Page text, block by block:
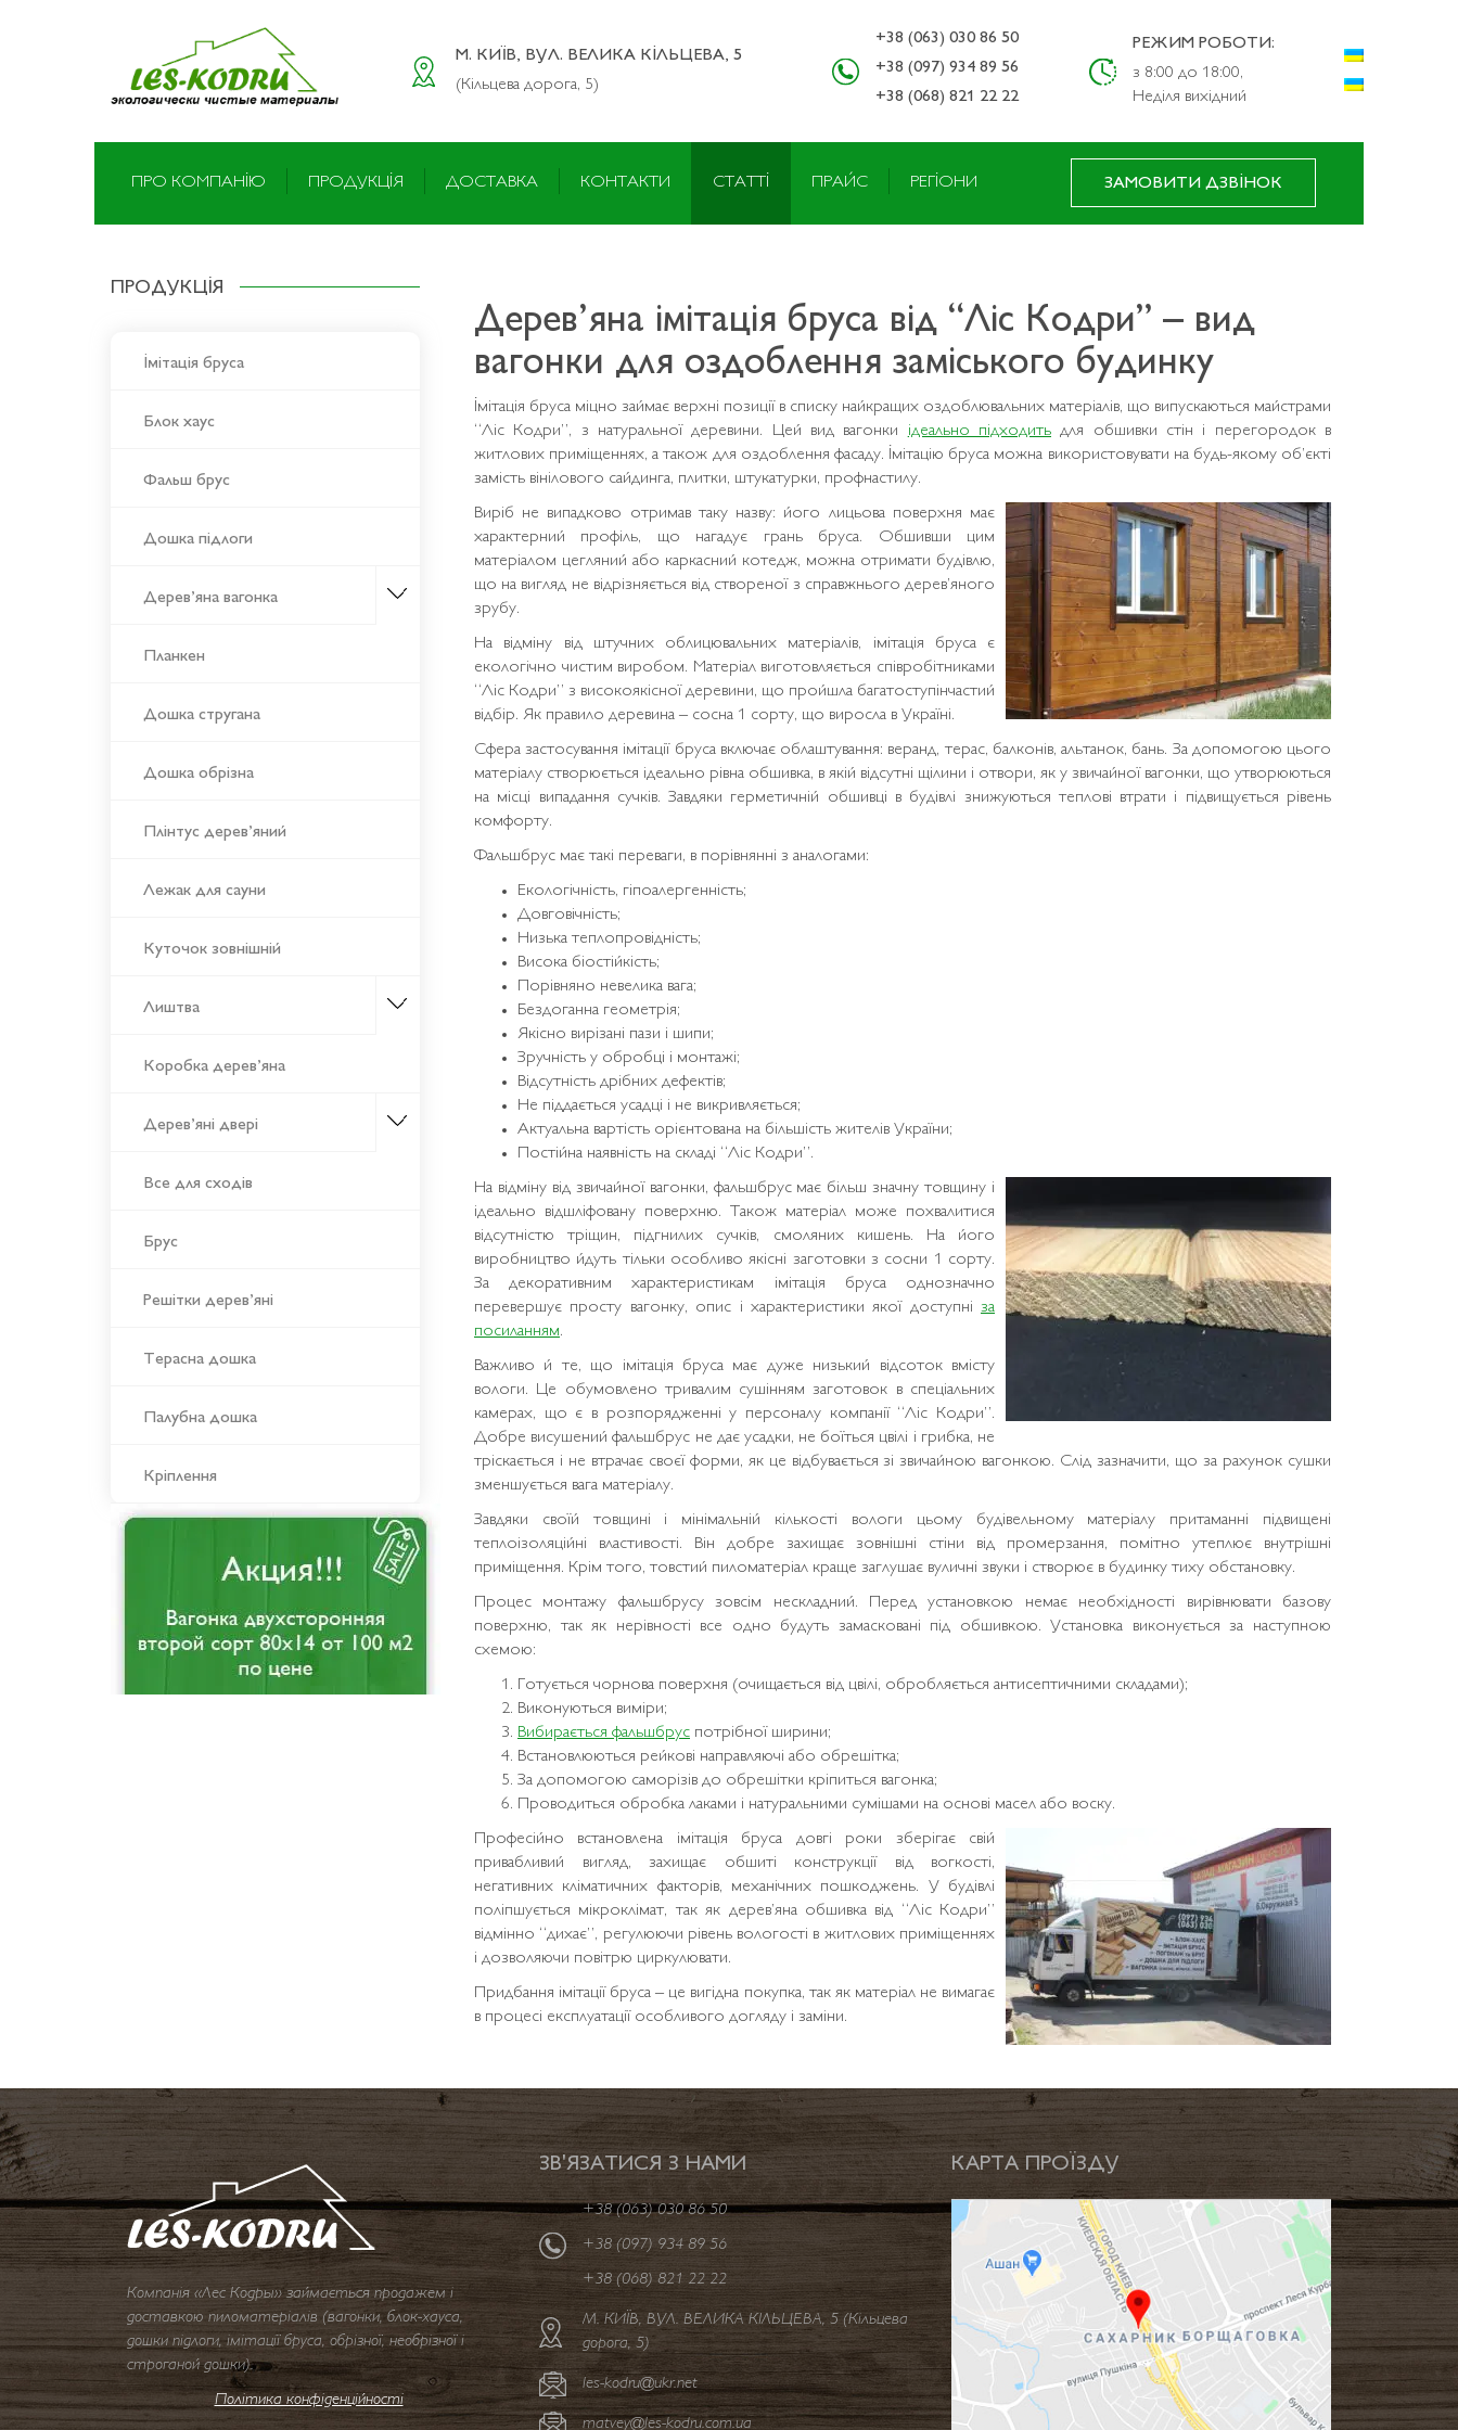
M. КИЇВ, ВУЛ. ВЕЛИКА КІЛЬЦЕВА, 5
(Кільцева дорога, 5)
+38 (063) 030 86 50
+38 (097) 934 89 56
+38 (068) 821 22 22
РЕЖИМ РОБОТИ:
з 8:00 до 18:00,
Неділя вихідний
ПРО КОМПАНІЮ ПРОДУКЦІЯ ДОСТАВКА КОНТАКТИ СТАТТІ ПРАЙС РЕГІОНИ ЗАМОВИТИ ДЗВІНОК
ПРОДУКЦІЯ
Імітація бруса
Блок хаус
Фальш брус
Дошка підлоги
Дерев’яна вагонка
Планкен
Дошка стругана
Дошка обрізна
Плінтус дерев’яний
Лежак для сауни
Куточок зовнішній
Лиштва
Коробка дерев’яна
Дерев’яні двері
Все для сходів
Брус
Решітки дерев’яні
Терасна дошка
Палубна дошка
Кріплення
Дерев’яна імітація бруса від “Ліс Кодри” – вид
вагонки для оздоблення заміського будинку
Імітація бруса міцно займає верхні позиції в списку найкращих оздоблювальних матеріалів, що випускаються майстрами
“Ліс Кодри”, з натуральної деревини. Цей вид вагонки ідеально підходить для обшивки стін і перегородок в
житлових приміщеннях, а також для оздоблення фасаду. Імітацію бруса можна використовувати на будь-якому об’єкті
замість вінілового сайдинга, плитки, штукатурки, профнастилу.
Виріб не випадково отримав таку назву: його лицьова поверхня має
характерний профіль, що нагадує грань бруса. Обшивши цим
матеріалом цегляний або каркасний котедж, можна отримати будівлю,
що на вигляд не відрізняється від створеної з справжнього дерев’яного
зрубу.
На відміну від штучних облицювальних матеріалів, імітація бруса є
екологічно чистим виробом. Матеріал виготовляється співробітниками
“Ліс Кодри” з високоякісної деревини, що пройшла багатоступінчастий
відбір. Як правило деревина – сосна 1 сорту, що виросла в Україні.
Сфера застосування імітації бруса включає облаштування: веранд, терас, балконів, альтанок, бань. За допомогою цього
матеріалу створюється ідеально рівна обшивка, в якій відсутні щілини і отвори, як у звичайної вагонки, що утворюються
на місці випадання сучків. Завдяки герметичній обшивці в будівлі знижуються теплові втрати і підвищується рівень
комфорту.
Фальшбрус має такі переваги, в порівнянні з аналогами:
Екологічність, гіпоалергенність;
Довговічність;
Низька теплопровідність;
Висока біостійкість;
Порівняно невелика вага;
Бездоганна геометрія;
Якісно вирізані пази і шипи;
Зручність у обробці і монтажі;
Відсутність дрібних дефектів;
Не піддається усадці і не викривляється;
Актуальна вартість орієнтована на більшість жителів України;
Постійна наявність на складі “Ліс Кодри”.
На відміну від звичайної вагонки, фальшбрус має більш значну товщину і
ідеально відшліфовану поверхню. Також матеріал може похвалитися
відсутністю тріщин, підгнилих сучків, смоляних кишень. На його
виробництво йдуть тільки особливо якісні заготовки з сосни 1 сорту.
За декоративним характеристикам імітація бруса однозначно
перевершує просту вагонку, опис і характеристики якої доступні за
посиланням.
Важливо й те, що імітація бруса має дуже низький відсоток вмісту
вологи. Це обумовлено тривалим сушінням заготовок в спеціальних
камерах, що є в розпорядженні у персоналу компанії “Ліс Кодри”.
Добре висушений фальшбрус не дає усадки, не боїться цвілі і грибка, не
тріскається і не втрачає своєї форми, як це відбувається зі звичайною вагонкою. Слід зазначити, що за рахунок сушки
зменшується вага матеріалу.
Завдяки своїй товщині і мінімальній кількості вологи цьому будівельному матеріалу притаманні підвищені
теплоізоляційні властивості. Він добре захищає зовнішні стіни від промерзання, помітно утеплює внутрішні
приміщення. Крім того, товстий пиломатеріал краще заглушає вуличні звуки і створює в будинку тиху обстановку.
Процес монтажу фальшбрусу зовсім нескладний. Перед установкою немає необхідності вирівнювати базову
поверхню, так як нерівності все одно будуть замасковані під обшивкою. Установка виконується за наступною
схемою:
Готується чорнова поверхня (очищається від цвілі, обробляється антисептичними складами);
Виконуються виміри;
Вибирається фальшбрус потрібної ширини;
Встановлюються рейкові направляючі або обрешітка;
За допомогою саморізів до обрешітки кріпиться вагонка;
Проводиться обробка лаками і натуральними сумішами на основі масел або воску.
Професійно встановлена ​​імітація бруса довгі роки зберігає свій
привабливий вигляд, захищає обшиті конструкції від вогкості,
негативних кліматичних факторів, механічних пошкоджень. У будівлі
поліпшується мікроклімат, так як дерев’яна обшивка від “Ліс Кодри”
відмінно “дихає”, регулюючи рівень вологості в житлових приміщеннях
і дозволяючи повітрю циркулювати.
Придбання імітації бруса – це вигідна покупка, так як матеріал не вимагає
в процесі експлуатації особливого догляду і заміни.
Компанія «Лес Кодры» займається продажем і
доставкою пиломатеріалів (вагонки, блок-хауса,
дошки підлоги, імітації бруса, обрізної, необрізної і
строганой дошки).
Політика конфіденційності
ЗВ'ЯЗАТИСЯ З НАМИ
+38 (063) 030 86 50
+38 (097) 934 89 56
+38 (068) 821 22 22
M. КИЇВ, ВУЛ. ВЕЛИКА КІЛЬЦЕВА, 5 (Кільцева
дорога, 5)
les-kodru@ukr.net
matvey@les-kodru.com.ua
КАРТА ПРОЇЗДУ